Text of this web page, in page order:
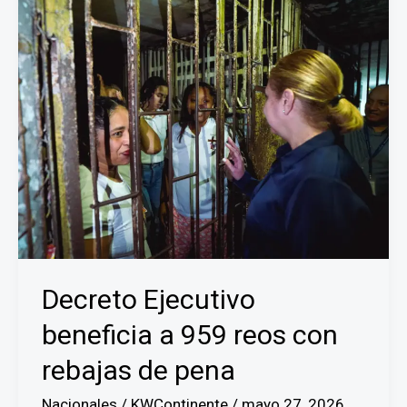
Decreto Ejecutivo
beneficia a 959 reos con
rebajas de pena